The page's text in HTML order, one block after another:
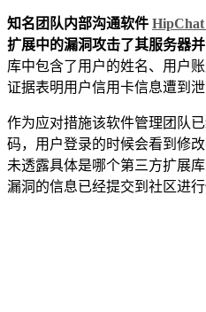
知名团队内部沟通软件 HipChat
扩展中的漏洞攻击了其服务器并
库中包含了用户的姓名、用户
证据表明用户信用卡信息遭到泄
作为应对措施该软件管理团队
码，用户登录的时候会看到修
未透露具体是哪个第三方扩展
漏洞的信息已经提交到社区进行